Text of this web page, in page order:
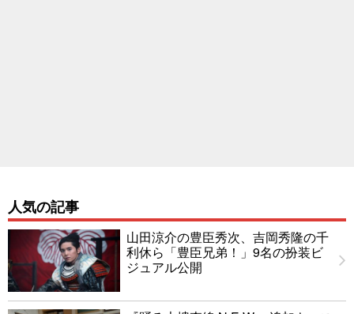
人気の記事
山田涼介の豊臣秀次、吉岡秀隆の千
利休ら「豊臣兄弟！」9名の扮装ビ
ジュアル公開